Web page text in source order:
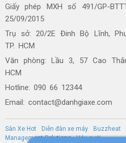
Giấy phép MXH số 491/GP-
25/09/2015
Trụ sở: 20/2E Đinh Bộ Lĩnh,
TP. HCM
Văn phòng: Lầu 3, 57 Cao
HCM
Hotline: 090 66 12344
Email: contact@danhgiaxe.com
Sàn Xe Hot Diễn đàn xe máy Buzzheat
Management Solutions
Váy cưới